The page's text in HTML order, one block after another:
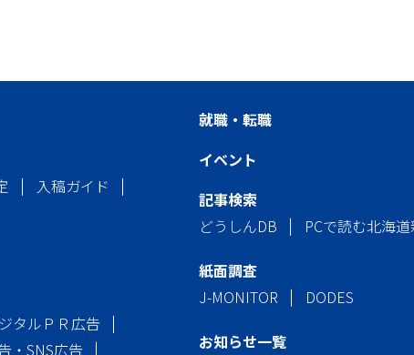
入稿ガイド
タルＰＲ広告
・SNS広告
就職・転職
イベント
記事検索
どうしんDB
PCで読む北海
紙面調査
J-MONITOR
DODES
お知らせ一覧